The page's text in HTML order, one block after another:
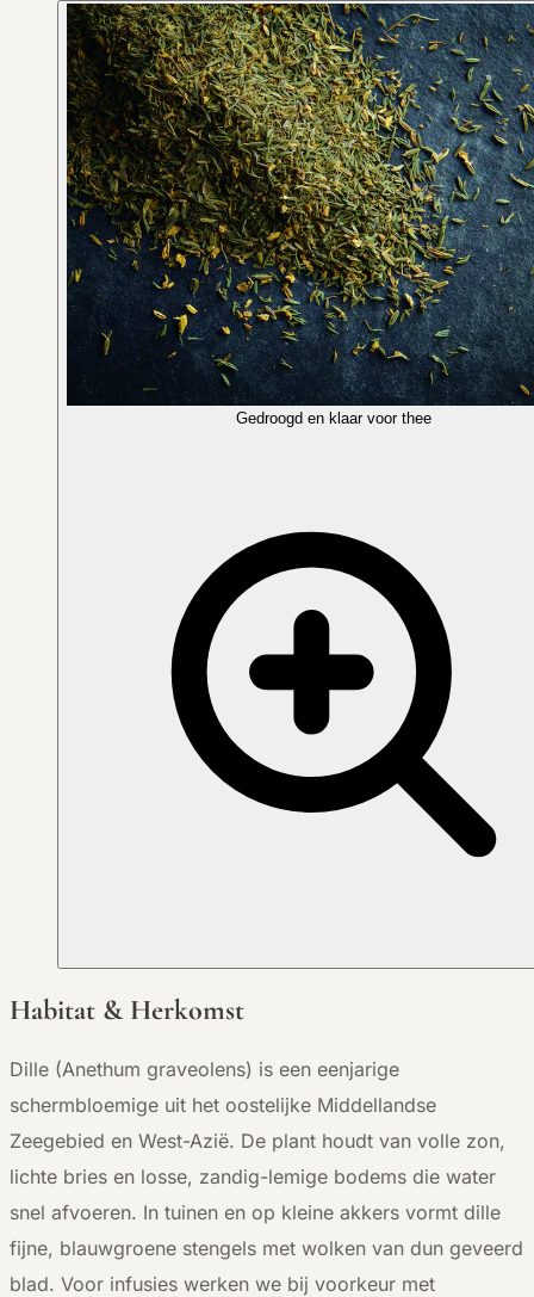
Gedroogd en klaar voor thee
Habitat & Herkomst
Dille (Anethum graveolens) is een eenjarige
schermbloemige uit het oostelijke Middellandse
Zeegebied en West-Azië. De plant houdt van volle zon,
lichte bries en losse, zandig-lemige bodems die water
snel afvoeren. In tuinen en op kleine akkers vormt dille
fijne, blauwgroene stengels met wolken van dun geveerd
blad. Voor infusies werken we bij voorkeur met